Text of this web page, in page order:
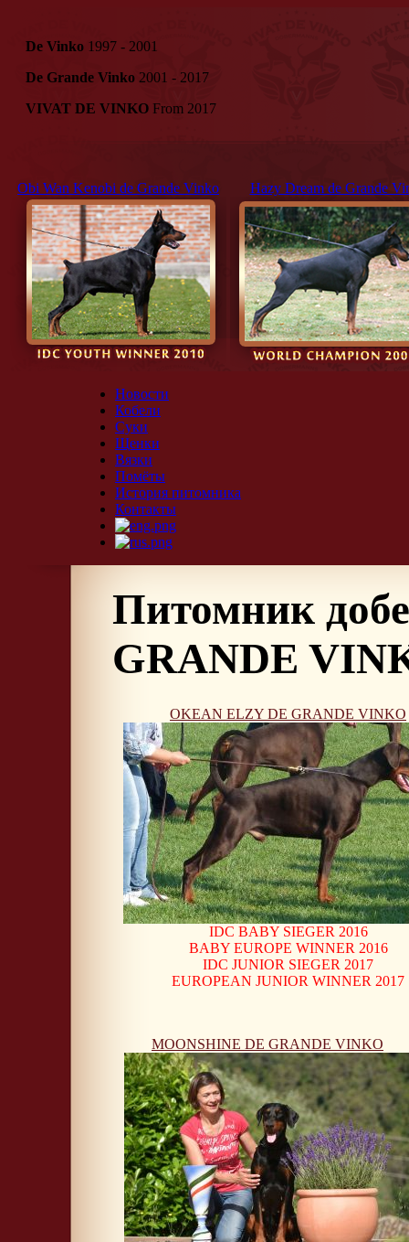
De Vinko 1997 - 2001
De Grande Vinko 2001 - 2017
VIVAT DE VINKO From 2017
Obi Wan Kenobi de Grande Vinko Hazy Dream de Grande
Новости
Кобели
Суки
Щенки
Вязки
Помёты
История питомника
Контакты
Питомник
GRANDE
OKEAN ELZY DE GRANDE VINKO
IDC BABY SIEGER 2016
BABY EUROPE WINNER 2016
IDC JUNIOR SIEGER 2017
EUROPEAN JUNIOR WINNER 2017
MOONSHINE DE GRANDE VINKO